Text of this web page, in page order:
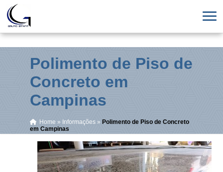
Polimento de Piso de
Concreto em
Campinas
Home » Informações » Polimento de Piso de Concreto
em Campinas